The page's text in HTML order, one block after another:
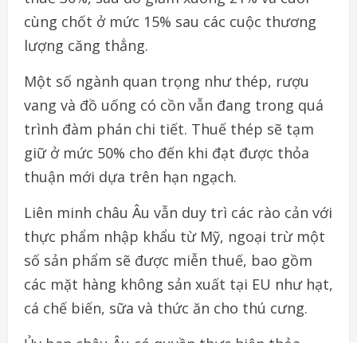
cùng chốt ở mức 15% sau các cuộc thương
lượng căng thẳng.
Một số ngành quan trọng như thép, rượu
vang và đồ uống có cồn vẫn đang trong quá
trình đàm phán chi tiết. Thuế thép sẽ tạm
giữ ở mức 50% cho đến khi đạt được thỏa
thuận mới dựa trên hạn ngạch.
Liên minh châu Âu vẫn duy trì các rào cản với
thực phẩm nhập khẩu từ Mỹ, ngoại trừ một
số sản phẩm sẽ được miễn thuế, bao gồm
các mặt hàng không sản xuất tại EU như hạt,
cá chế biến, sữa và thức ăn cho thú cưng.